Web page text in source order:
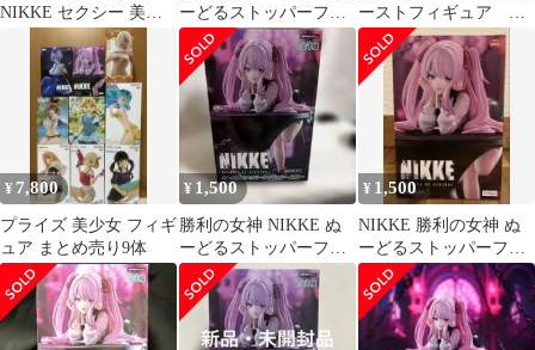
NIKKE セクシー 美少
女 フィギュア まとめ売
ーどるストッパーフィ
ギュア 8個セット
ーストフィギュア ぬ
いぐるみ ６点 ステ
ッカー付 新品
¥ 7,800
プライズ 美少女 フィギ
ュア まとめ売り9体
¥ 1,500
勝利の女神 NIKKE ぬ
ーどるストッパーフィ
ギュア ユニ
¥ 1,500
NIKKE 勝利の女神 ぬ
ーどるストッパーフィ
ギュア ユニ